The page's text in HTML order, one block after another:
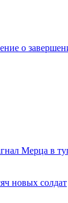
о
Мерца в
новых солдат